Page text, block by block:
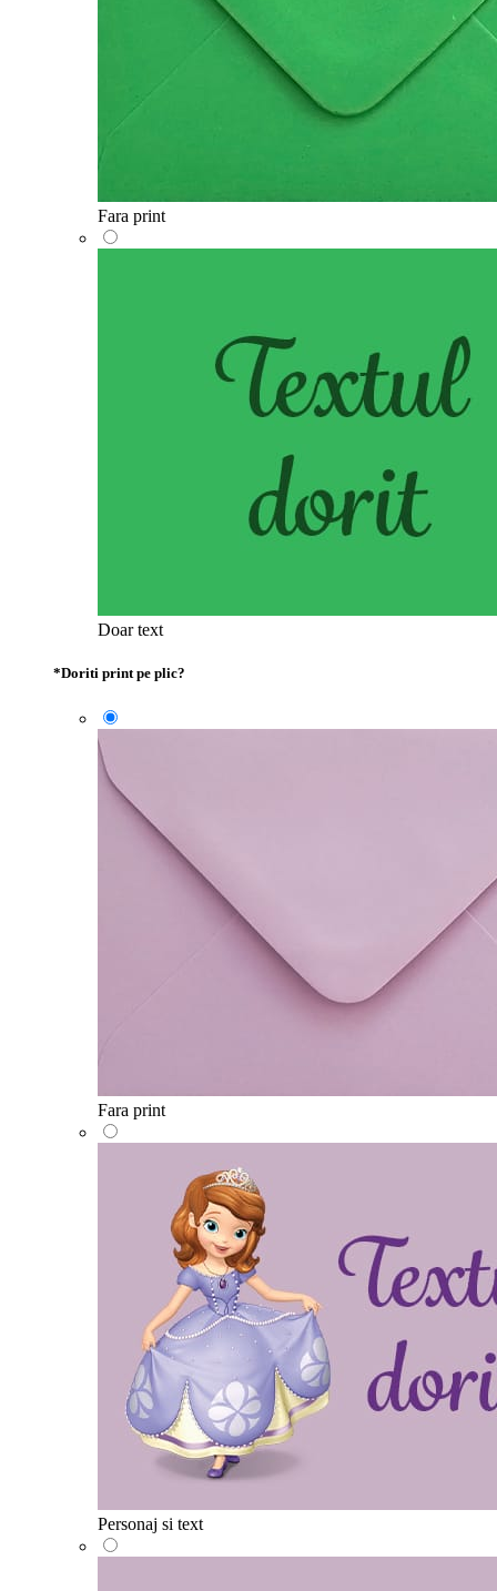
Fara print
Doar text
*Doriti print pe plic?
Fara print
Personaj si text